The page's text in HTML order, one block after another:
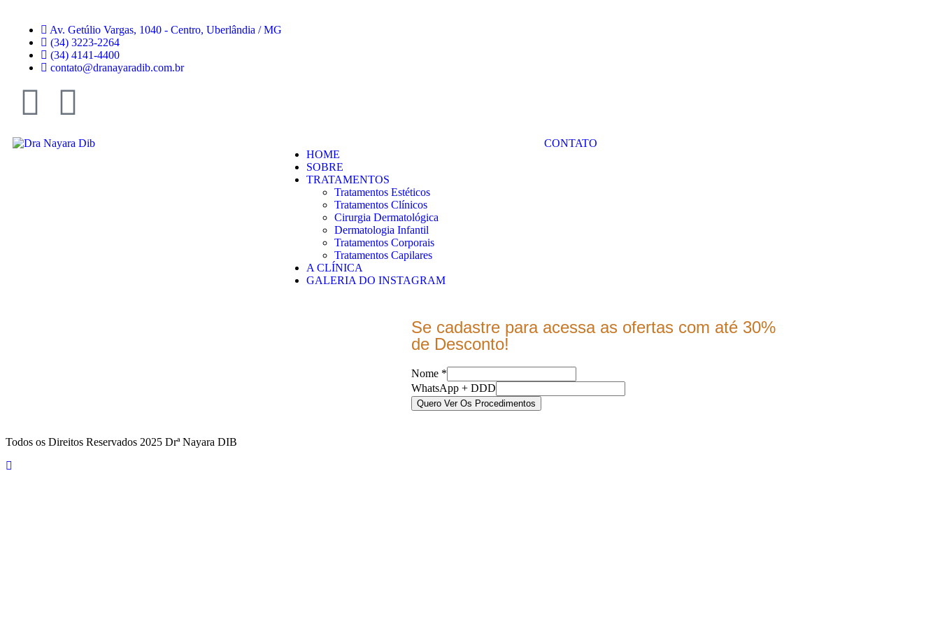
Av. Getúlio Vargas, 1040 - Centro, Uberlândia / MG
(34) 3223-2264
(34) 4141-4400
contato@dranayaradib.com.br
HOME
SOBRE
TRATAMENTOS
Tratamentos Estéticos
Tratamentos Clínicos
Cirurgia Dermatológica
Dermatologia Infantil
Tratamentos Corporais
Tratamentos Capilares
A CLÍNICA
GALERIA DO INSTAGRAM
CONTATO
Se cadastre para acessa as ofertas com até 30%
de Desconto!
WhatsApp
+
Nome
Nome *
WhatsApp + DDD
Quero Ver Os Procedimentos
Todos os Direitos Reservados 2025 Drª Nayara DIB